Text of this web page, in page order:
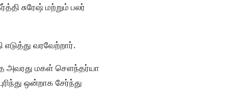
சுரேஷ் மற்றும் பலர்
எடுத்து வரவேற்றார்.
அவரது மகள் சௌந்தர்யா
ஒன்றாக சேர்ந்து